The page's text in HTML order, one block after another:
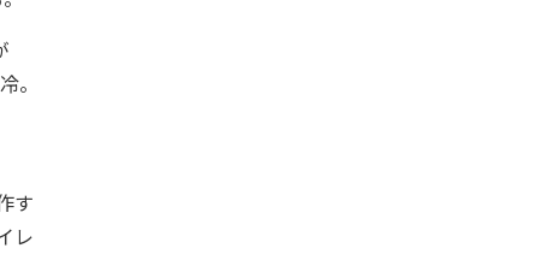
。
す
レ